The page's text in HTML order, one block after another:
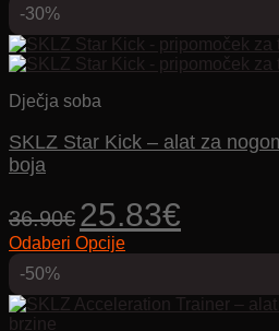
-30%
Dječja soba
SKLZ Star Kick – alat za
boja
36.90€
Izvorna
cijena
bila
25.83€cijena
Odaberi Opcije
Ovaj
proizvod
ima
više
-50%